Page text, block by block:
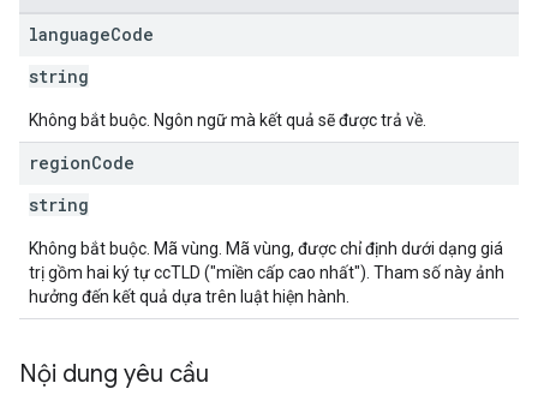
languageCode
string
Không bắt buộc. Ngôn ngữ mà kết quả sẽ được trả về.
regionCode
string
Không bắt buộc. Mã vùng. Mã vùng, được chỉ định dưới dạng giá
trị gồm hai ký tự ccTLD ("miền cấp cao nhất"). Tham số này ảnh
hưởng đến kết quả dựa trên luật hiện hành.
Nội dung yêu cầu